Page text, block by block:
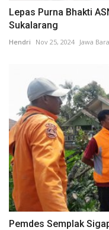
Lepas Purna Bhakti
Sukalarang
Hendri Nov 25, 2024 Jawa
Pemdes Semplak